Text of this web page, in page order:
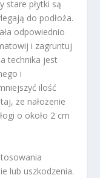
stare płytki są
do podłoża.
odpowiednio
i zagruntuj
technika jest
i
ilość
że nałożenie
o około 2 cm
lub uszkodzenia.